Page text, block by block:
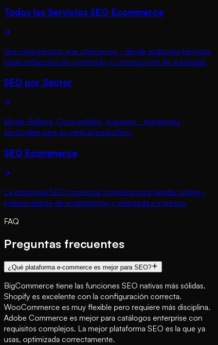
Todos los Servicios SEO Ecommerce
Vea cada servicio que ofrecemos - desde auditorías técnicas
hasta redacción de contenido y construcción de autoridad.
SEO por Sector
Moda, Belleza, Consumibles, Juguetes - estrategias
sectoriales para su vertical específico.
SEO Ecommerce
La estrategia SEO comercial completa para tiendas online -
independiente de la plataforma y orientada a ingresos.
FAQ
Preguntas frecuentes
¿Qué plataforma e-commerce es mejor para SEO?
BigCommerce tiene las funciones SEO nativas más sólidas.
Shopify es excelente con la configuración correcta.
WooCommerce es muy flexible pero requiere más disciplina.
Adobe Commerce es mejor para catálogos enterprise con
requisitos complejos. La mejor plataforma SEO es la que ya
usas, optimizada correctamente.